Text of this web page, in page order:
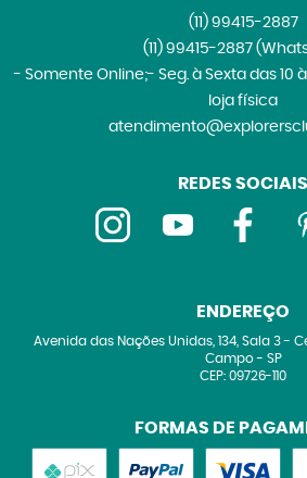
(11)99415-2887
(11)99415-2887
- Somente Online;- Seg. à Sexta das 10
loja física
REDES SOCIAIS
ENDEREÇO
Avenida das Nações Unidas, 134, Sala 3-
Campo- SP
CEP: 09726-110
FORMAS DE